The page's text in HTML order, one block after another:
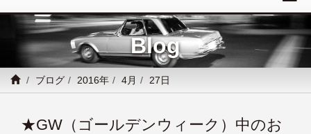
Blog
ブログ 2016年 4月 27日
★GW（ゴールデンウィーク）中のお